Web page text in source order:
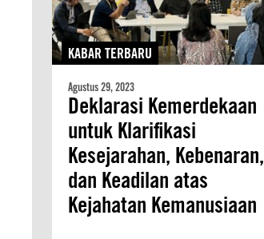
KABAR TERBARU
Agustus 29, 2023
Deklarasi Kemerdekaan
untuk Klarifikasi
Kesejarahan, Kebenaran,
dan Keadilan atas
Kejahatan Kemanusiaan